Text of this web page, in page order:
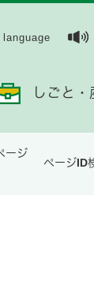
language
しごと・
ージ
ページID